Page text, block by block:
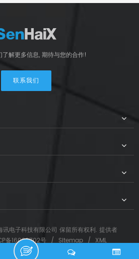
了解更多信息, 期待与您的合作!
联系我们
电子科技有限公司 保留所有权利. 提供者
备16028702号 / Sitemap / XML